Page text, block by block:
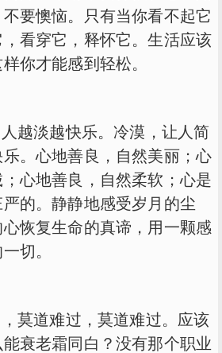
要懊恼。只有当你看不起它
看穿它，释怀它。生活应该
你才能感到轻松。
越淡越快乐。冷漠，让人简
。心地善良，自然美丽；心
心地善良，自然柔软；心是
的。静静地感受岁月的尘
恢复生命的真谛，用一颗感
切。
莫道难过，莫道难过。应该
衰老霜同白？没有那个职业